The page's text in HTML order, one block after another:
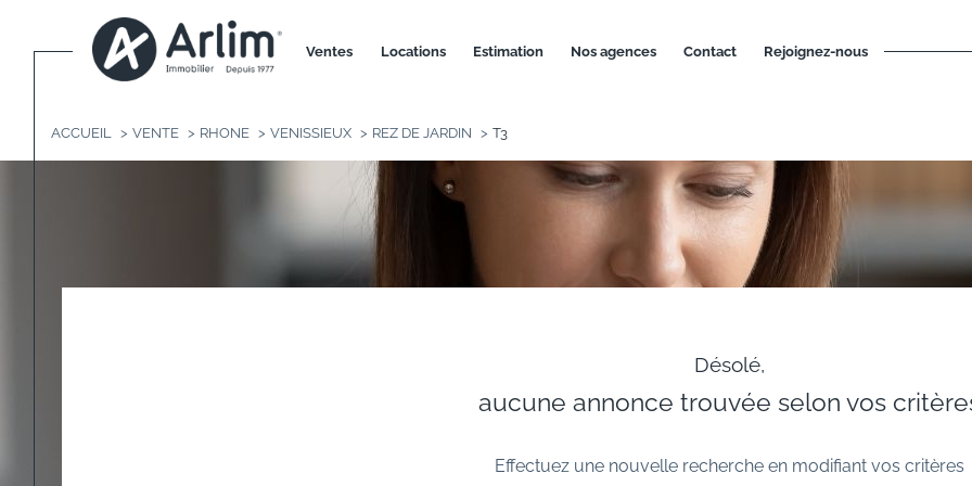
ventes locations estimation nos agences contact rejoignez-nous
ACCUEIL VENTE RHONE VENISSIEUX REZ DE JARDIN T3
Désolé,
aucune annonce trouvée selon vos
Effectuez une nouvelle recherche en modifiant vos critères